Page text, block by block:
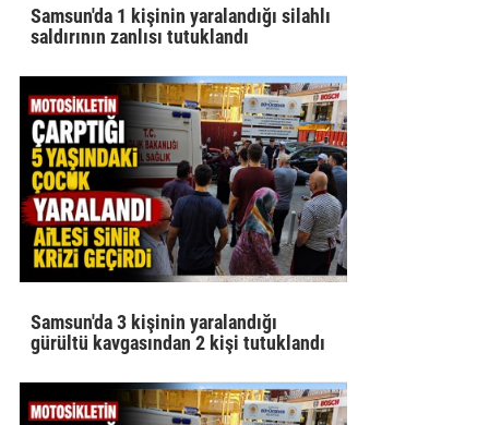
Samsun'da 1 kişinin yaralandığı silahlı
saldırının zanlısı tutuklandı
Samsun'da 3 kişinin yaralandığı
gürültü kavgasından 2 kişi tutuklandı